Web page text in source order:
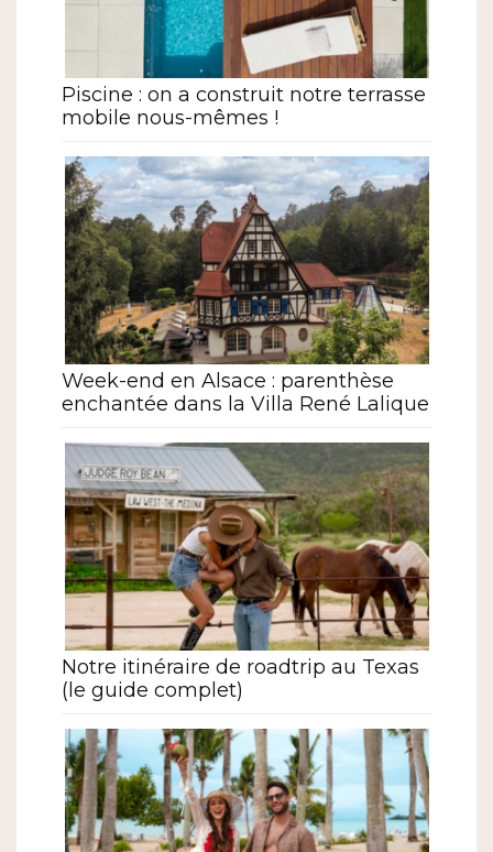
Piscine : on a construit notre terrasse
mobile nous-mêmes !
Week-end en Alsace : parenthèse
enchantée dans la Villa René Lalique
Notre itinéraire de roadtrip au Texas
(le guide complet)